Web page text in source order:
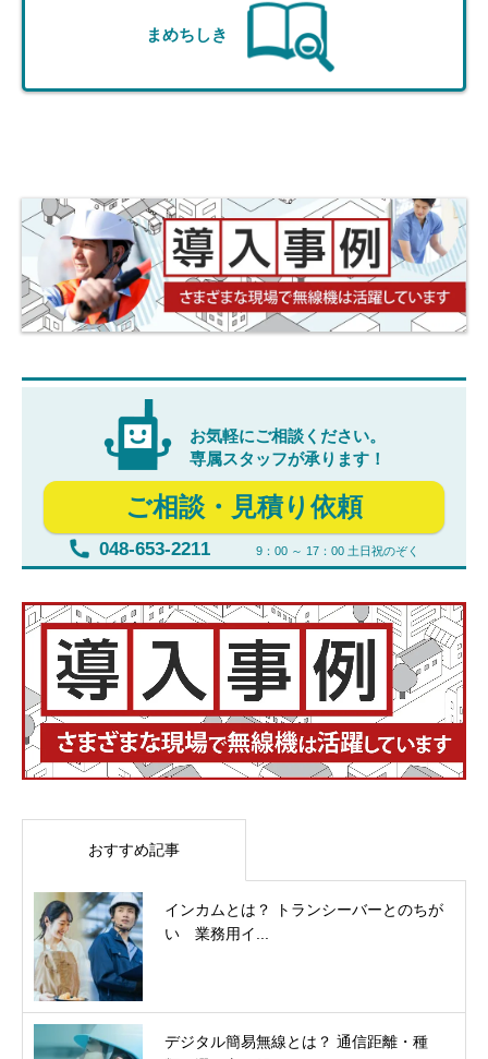
まめちしき
お気軽にご相談ください。
専属スタッフが承ります！
ご相談・見積り依頼
048-653-2211 9：00 ～ 17：00 土日祝のぞく
おすすめ記事
インカムとは？ トランシーバーとのちが
い 業務用イ...
デジタル簡易無線とは？ 通信距離・種